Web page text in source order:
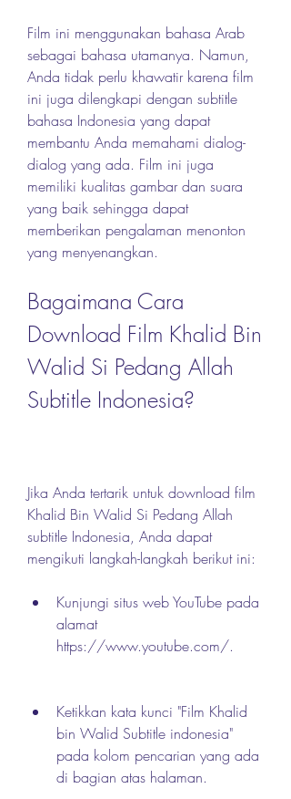
Film ini menggunakan bahasa Arab
sebagai bahasa utamanya. Namun,
Anda tidak perlu khawatir karena film
ini juga dilengkapi dengan subtitle
bahasa Indonesia yang dapat
membantu Anda memahami dialog-
dialog yang ada. Film ini juga
memiliki kualitas gambar dan suara
yang baik sehingga dapat
memberikan pengalaman menonton
yang menyenangkan.
Bagaimana Cara
Download Film Khalid Bin
Walid Si Pedang Allah
Subtitle Indonesia?
Jika Anda tertarik untuk download film
Khalid Bin Walid Si Pedang Allah
subtitle Indonesia, Anda dapat
mengikuti langkah-langkah berikut ini:
Kunjungi situs web YouTube pada
alamat
https://www.youtube.com/.
Ketikkan kata kunci "Film Khalid
bin Walid Subtitle indonesia"
pada kolom pencarian yang ada
di bagian atas halaman.